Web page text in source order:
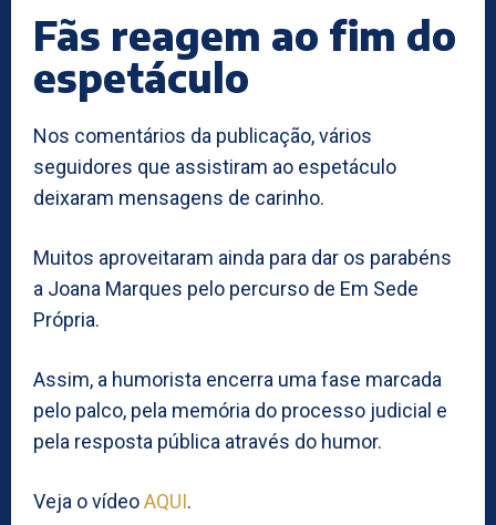
Fãs reagem ao fim do
espetáculo
Nos comentários da publicação, vários
seguidores que assistiram ao espetáculo
deixaram mensagens de carinho.
Muitos aproveitaram ainda para dar os parabéns
a Joana Marques pelo percurso de Em Sede
Própria.
Assim, a humorista encerra uma fase marcada
pelo palco, pela memória do processo judicial e
pela resposta pública através do humor.
Veja o vídeoAQUI.